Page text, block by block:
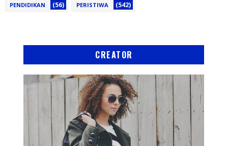
PENDIDIKAN (56) PERISTIWA (542)
CREATOR